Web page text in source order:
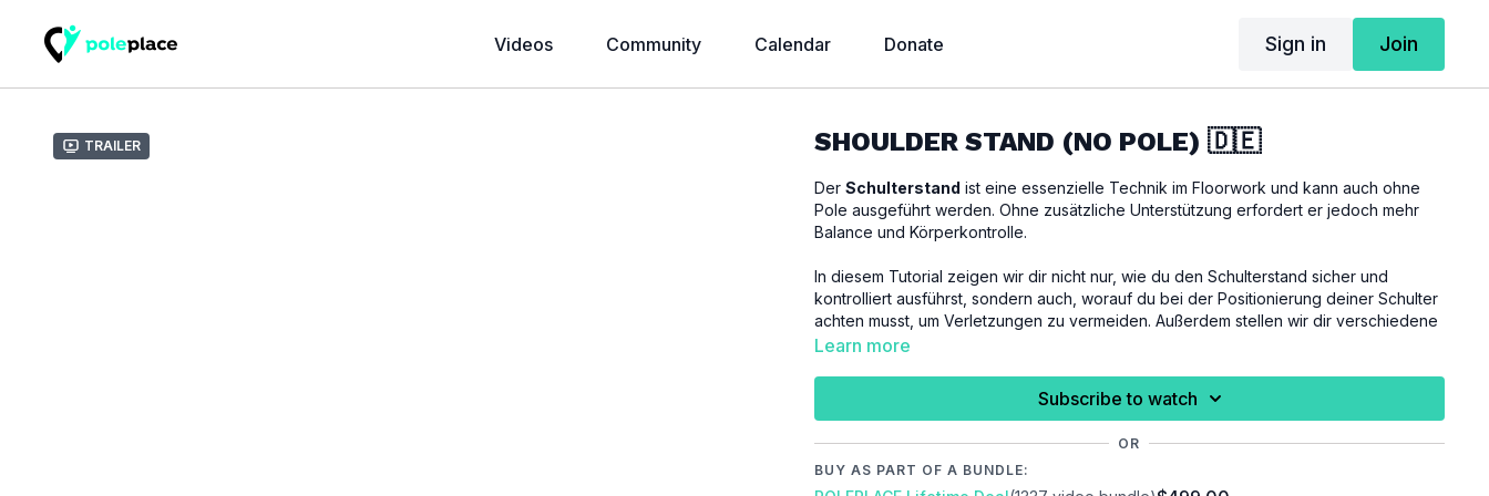
Videos Community Calendar Donate Sign in Join
Trailer SHOULDER STAND (NO POLE) 🇩🇪
DerSchulterstand ist eine essenzielle Technik im Floorwork und kann auch ohne
Pole ausgeführt werden. Ohne zusätzliche Unterstützung erfordert er jedoch mehr
Balance und Körperkontrolle.
In diesem Tutorial zeigen wir dir nicht nur, wie du den Schulterstand sicher und
kontrolliert ausführst, sondern auch, worauf du bei der Positionierung deiner Schulter
achten musst, um Verletzungen zu vermeiden. Außerdem stellen wir dir verschiedene
spannendeBeinvariationen
Für dieses Tutorial setzen wir eine kräftige Schultergürtelmuskulatur voraus.
Bitte achte darauf, dich vor der Ausübung dieses Tutorials ausreichend aufzuwärmen,
Learn more
Subscribe to watch
OR
BUY AS PART OF A BUNDLE: